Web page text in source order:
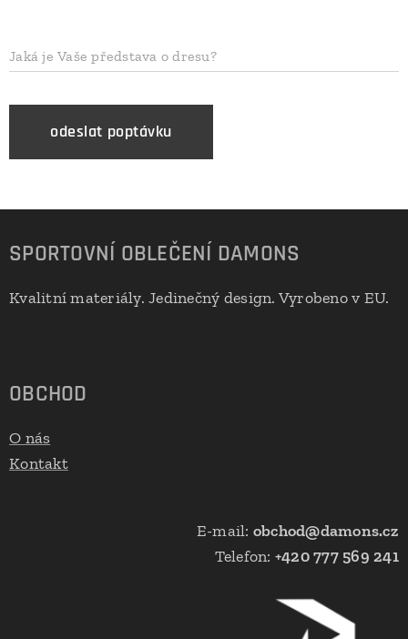
Jaká je Vaše představa o dresu?
odeslat poptávku
SPORTOVNÍ OBLEČENÍ DAMONS
Kvalitní materiály. Jedinečný design. Vyrobeno v EU.
OBCHOD
O nás
Kontakt
E-mail: obchod@damons.cz
Telefon: +420 777 569 241